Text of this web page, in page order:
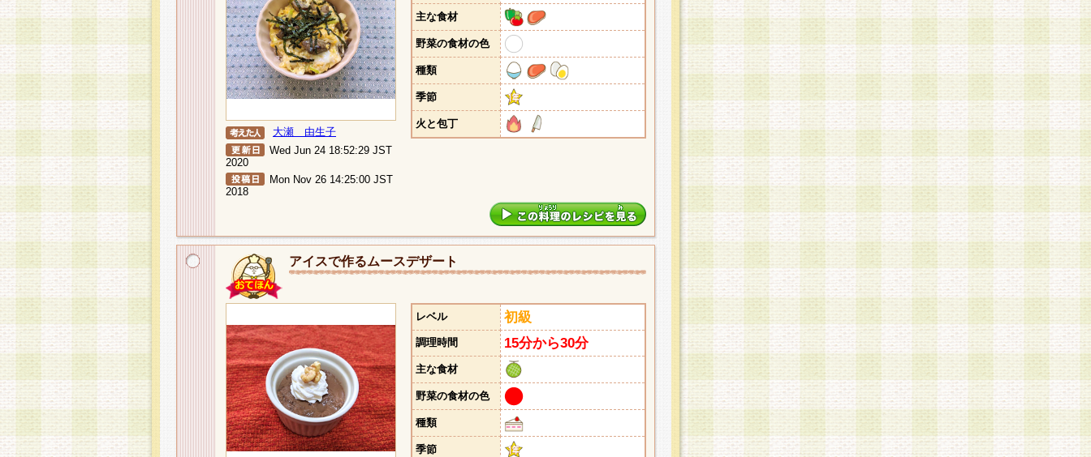
大瀬 由生子
Wed Jun 24 18:52:29 JST
2020
Mon Nov 26 14:25:00 JST
2018
主な食材
野菜の食材の色
種類
季節
火と包丁
アイスで作るムースデザート
レベル 初級
調理時間 15分から30分
主な食材
野菜の食材の色
種類
季節